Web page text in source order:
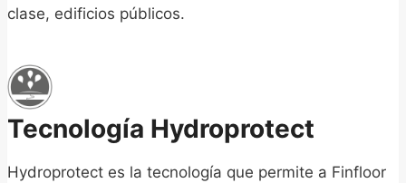
clase, edificios públicos.
Tecnología Hydroprotect
Hydroprotect es la tecnología que permite a Finfloor